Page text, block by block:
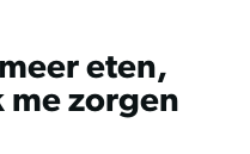
eten,
me zorgen